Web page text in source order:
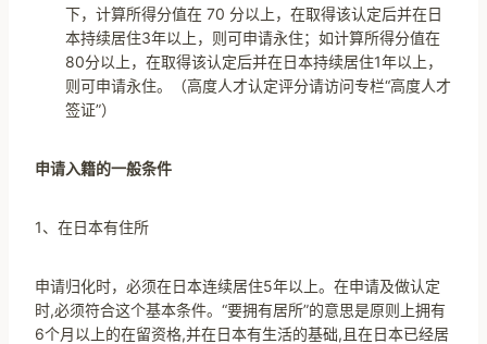
下，计算所得分值在 70 分以上，在取得该认定后并在日
本持续居住3年以上，则可申请永住；如计算所得分值在
80分以上，在取得该认定后并在日本持续居住1年以上，
则可申请永住。（高度人才认定评分请访问专栏“高度人才
签证”）
申请入籍的一般条件
1、在日本有住所
申请归化时，必须在日本连续居住5年以上。在申请及做认定
时,必须符合这个基本条件。“要拥有居所”的意思是原则上拥有
6个月以上的在留资格,并在日本有生活的基础,且在日本已经居